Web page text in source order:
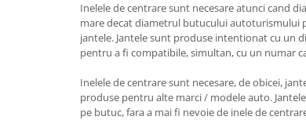
Inelele de centrare sunt necesare atunci cand
mare decat diametrul butucului autoturismului
jantele. Jantele sunt produse intentionat cu un
pentru a fi compatibile, simultan, cu un numar
Inelele de centrare sunt necesare, de obicei,
produse pentru alte marci / modele auto.
pe butuc, fara a mai fi nevoie de inele de